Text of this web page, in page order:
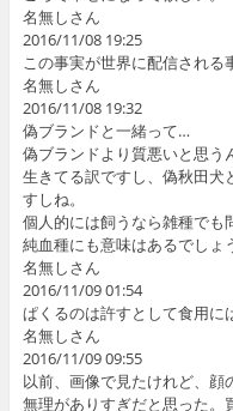
名無しさん
2016/11/08 19:25
この事実が世界に配信される
名無しさん
2016/11/08 19:32
偽ブランドと一緒って…
偽ブランドより質悪いと思う
生きてる訳ですし、偽秋田犬
すしね。
個人的には飼うなら雑種でも
純血種にも意味はあるでしょ
名無しさん
2016/11/09 01:54
ぱくるのは許すとして食用に
名無しさん
2016/11/09 09:55
以前、画像で見たけれど、顔
無理がありすぎだと思った。